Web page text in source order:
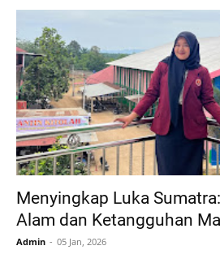
Menyingkap Luka
Alam dan Ketangguhan
Admin 05 Jan, 2026